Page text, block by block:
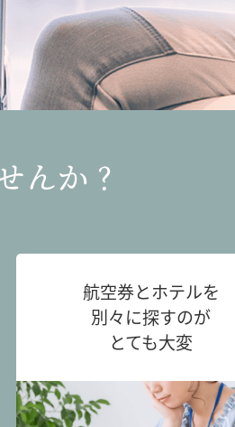
んか？
航空券とホテルを
別々に探すのが
とても大変